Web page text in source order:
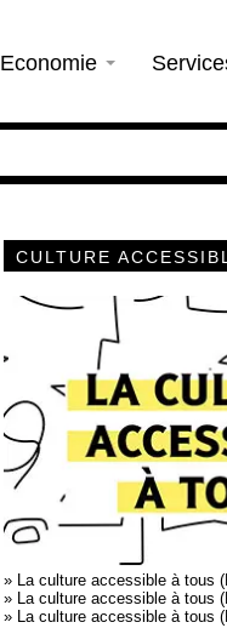
Economie
CULTURE
» La culture accessible à tous
» La culture accessible à tous
» La culture accessible à tous